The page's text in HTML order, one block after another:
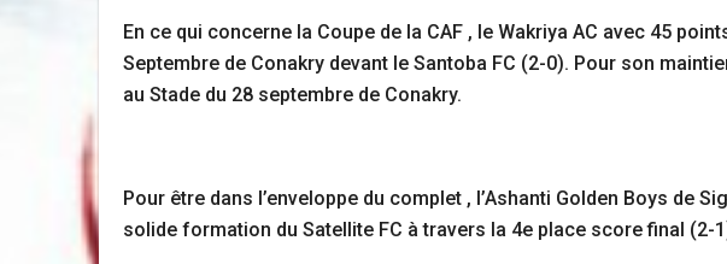
En ce qui concerne la Coupe de la CAF , le Wakriya AC avec 45
Septembre de Conakry devant le Santoba FC (2-0). Pour son
au Stade du 28 septembre de Conakry.
Pour être dans l’enveloppe du complet , l’Ashanti Golden Boys de
solide formation du Satellite FC à travers la 4e place score final (2-